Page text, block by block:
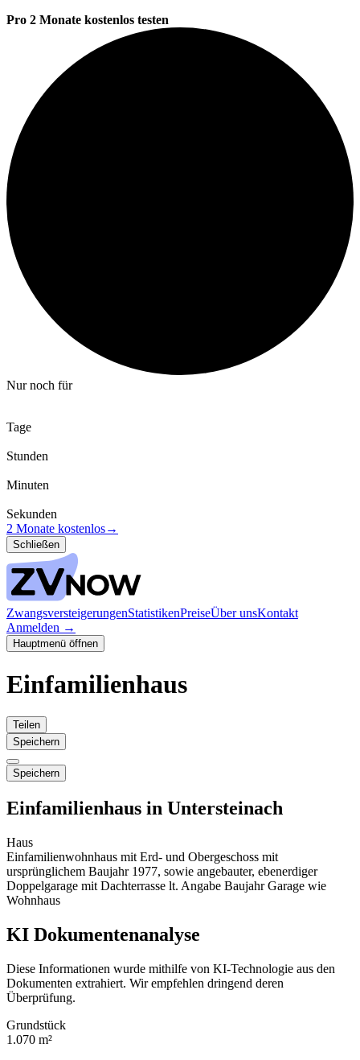
Pro 2 Monate kostenlos testen
Nur noch für
Tage
Stunden
Minuten
Sekunden
2 Monate kostenlos→
Schließen
ZwangsversteigerungenStatistikenPreiseÜber unsKontakt
Anmelden →
Hauptmenü öffnen
Einfamilienhaus
Teilen
Speichern
Speichern
Einfamilienhaus in Untersteinach
Haus
Einfamilienwohnhaus mit Erd- und Obergeschoss mit
ursprünglichem Baujahr 1977, sowie angebauter, ebenerdiger
Doppelgarage mit Dachterrasse lt. Angabe Baujahr Garage wie
Wohnhaus
KI Dokumentenanalyse
Diese Informationen wurde mithilfe von KI-Technologie aus den
Dokumenten extrahiert. Wir empfehlen dringend deren
Überprüfung.
Grundstück
1.070 m²